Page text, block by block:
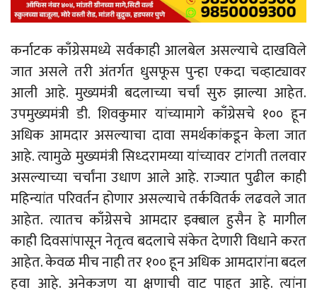
कर्नाटक काँग्रेसमध्ये सर्वकाही आलबेल असल्याचे दाखविले
जात असले तरी अंतर्गत धुसफूस पुन्हा एकदा चव्हाट्यावर
आली आहे. मुख्यमंत्री बदलाच्या चर्चां सुरु झाल्या आहेत.
उपमुख्यमंत्री डी. शिवकुमार यांच्यामागे काँग्रेसचे १०० हून
अधिक आमदार असल्याचा दावा समर्थकांकडून केला जात
आहे. त्यामुळे मुख्यमंत्री सिध्दरामय्या यांच्यावर टांगती तलवार
असल्याच्या चर्चांना उधाण आले आहे. राज्यात पुढील काही
महिन्यांत परिवर्तन होणार असल्याचे तर्कवितर्क लढवले जात
आहेत. त्यातच काँग्रेसचे आमदार इक्बाल हुसैन हे मागील
काही दिवसांपासून नेतृत्व बदलाचे संकेत देणारी विधाने करत
आहेत. केवळ मीच नाही तर १०० हून अधिक आमदारांना बदल
हवा आहे. अनेकजण या क्षणाची वाट पाहत आहे. त्यांना